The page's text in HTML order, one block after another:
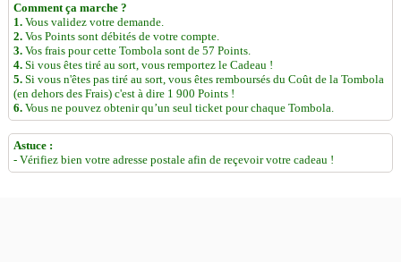
Comment ça marche ?
1.Vous validez votre demande.
2.Vos Points sont débités de votre compte.
3.Vos frais pour cette Tombola sont de 57 Points.
4.Si vous êtes tiré au sort, vous remportez le Cadeau !
5.Si vous n'êtes pas tiré au sort, vous êtes remboursés du Coût de la Tombola
(en dehors des Frais) c'est à dire 1 900 Points !
6.Vous ne pouvez obtenir qu’un seul ticket pour chaque Tombola.
Astuce :
- Vérifiez bien votre adresse postale afin de reçevoir votre cadeau !